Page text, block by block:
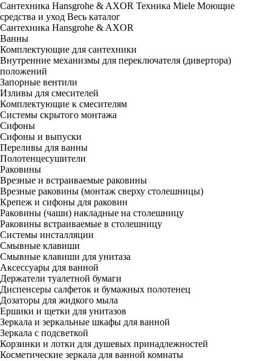
Сантехника Hansgrohe & AXOR Техника Miele Моющие
средства и уход Весь каталог
Сантехника Hansgrohe & AXOR
Ванны
Комплектующие для сантехники
Внутренние механизмы для переключателя (дивертора)
положений
Запорные вентили
Изливы для смесителей
Комплектующие к смесителям
Системы скрытого монтажа
Сифоны
Сифоны и выпуски
Переливы для ванны
Полотенцесушители
Раковины
Врезные и встраиваемые раковины
Врезные раковины (монтаж сверху столешницы)
Крепеж и сифоны для раковин
Раковины (чаши) накладные на столешницу
Раковины встраиваемые в столешницу
Системы инсталляции
Смывные клавиши
Смывные клавиши для унитаза
Аксессуары для ванной
Держатели туалетной бумаги
Диспенсеры салфеток и бумажных полотенец
Дозаторы для жидкого мыла
Ершики и щетки для унитазов
Зеркала и зеркальные шкафы для ванной
Зеркала с подсветкой
Корзинки и лотки для душевых принадлежностей
Косметические зеркала для ванной комнаты